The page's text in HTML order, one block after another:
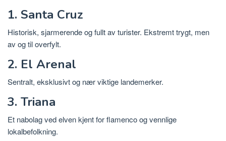
1. Santa Cruz
Historisk, sjarmerende og fullt av turister. Ekstremt trygt, men
av og til overfylt.
2. El Arenal
Sentralt, eksklusivt og nær viktige landemerker.
3. Triana
Et nabolag ved elven kjent for flamenco og vennlige
lokalbefolkning.